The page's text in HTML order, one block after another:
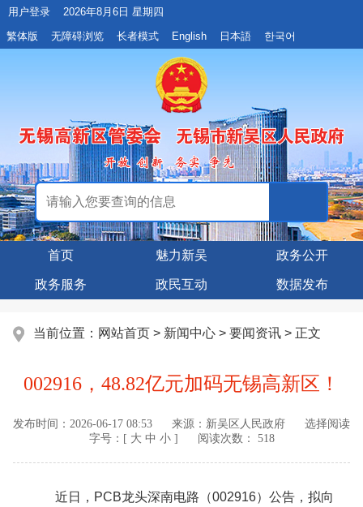
用户登录
2026年8月6日 星期四
繁体版
无障碍浏览 长者模式 English 日本語 한국어
首页 魅力新吴 政务公开
政务服务 政民互动 数据发布
当前位置： 网站首页 > 新闻中心 > 要闻资讯 > 正文
002916，48.82亿元加码无锡高新区！
发布时间： 2026-06-17 08:53 来源： 新吴区人民政府
选择阅读
字号：[ 大 中 小] 阅读次数： 518
近日，PCB龙头深南电路（002916）公告，拟向